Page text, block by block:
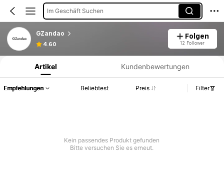
Im Geschäft Suchen
GZandao
4.60
Folgen
12 Follower
Produktinformation: Preisangabe, Verkaufs- und Lagerbestandsdetails.
Artikel Kundenbewertungen
Empfehlungen Beliebtest Preis Filter
Kein passendes Produkt gefunden
Bitte versuchen Sie es erneut.